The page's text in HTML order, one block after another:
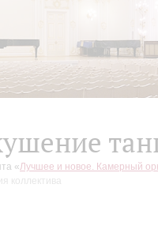
«Лучшее и новое. Камерный
коллектива